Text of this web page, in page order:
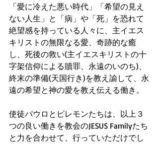
「愛に冷えた悪い時代」「希望の見え
ない人生」と「病」や「死」を恐れて
絶望感を持っている人々に、主イエス
キリストの無限なる愛、奇跡的な癒
し、死後の救い(主イエスキリストの十
字架信仰による贖罪、永遠のいのち)、
終末の準備(天国行き)を教え諭して、永
遠の希望と神の愛を教え伝える働き。
使徒パウロとピレモンたちは、以上３
つの良い働きを教会のJESUS Familyたち
と力を合わせて、行っていただけでし